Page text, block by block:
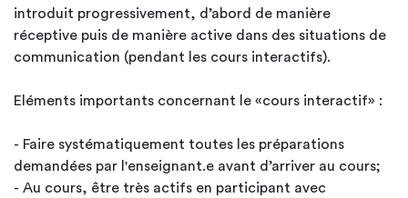
introduit progressivement, d’abord de manière
réceptive puis de manière active dans des situations de
communication (pendant les cours interactifs).
Eléments importants concernant le «cours interactif» :
- Faire systématiquement toutes les préparations
demandées par l'enseignant.e avant d’arriver au cours;
- Au cours, être très actifs en participant avec